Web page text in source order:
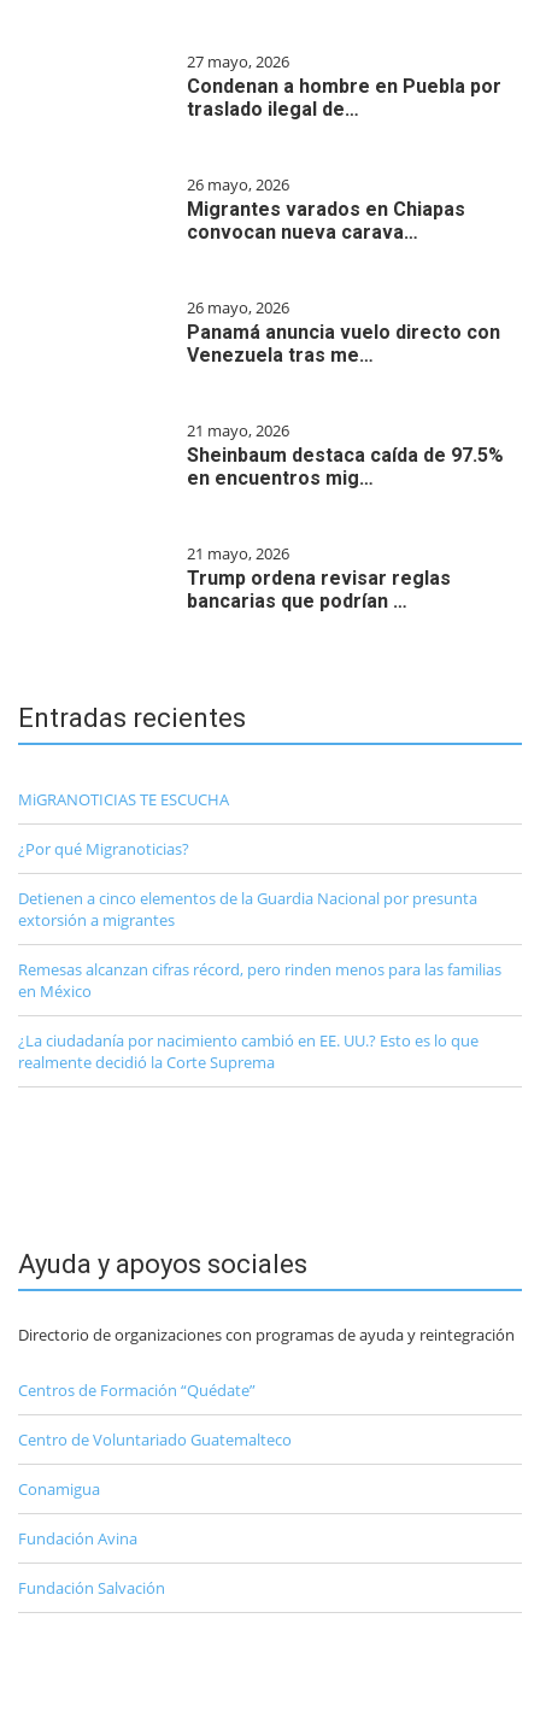
27 mayo, 2026
Condenan a hombre en Puebla por
traslado ilegal de…
26 mayo, 2026
Migrantes varados en Chiapas
convocan nueva carava…
26 mayo, 2026
Panamá anuncia vuelo directo con
Venezuela tras me…
21 mayo, 2026
Sheinbaum destaca caída de 97.5%
en encuentros mig…
21 mayo, 2026
Trump ordena revisar reglas
bancarias que podrían …
Entradas recientes
MiGRANOTICIAS TE ESCUCHA
¿Por qué Migranoticias?
Detienen a cinco elementos de la Guardia Nacional por presunta
extorsión a migrantes
Remesas alcanzan cifras récord, pero rinden menos para las familias
en México
¿La ciudadanía por nacimiento cambió en EE. UU.? Esto es lo que
realmente decidió la Corte Suprema
Ayuda y apoyos sociales
Directorio de organizaciones con programas de ayuda y reintegración
Centros de Formación “Quédate”
Centro de Voluntariado Guatemalteco
Conamigua
Fundación Avina
Fundación Salvación